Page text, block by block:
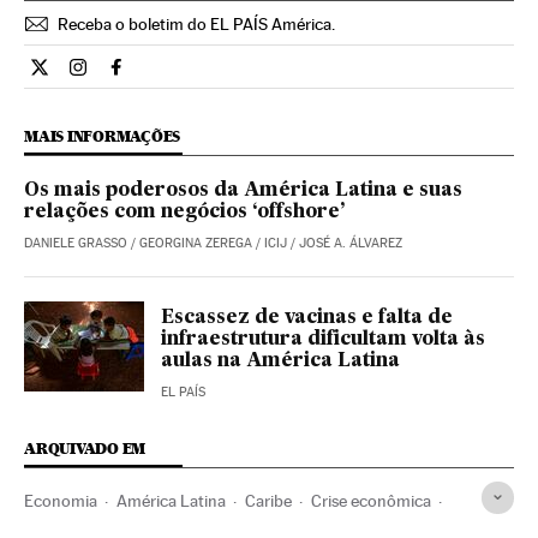
Receba o boletim do EL PAÍS América.
Economia El País Brasil en Twitter
Economia El País Brasil en Instagram
Economia El País Brasil en Facebook
MAIS INFORMAÇÕES
Os mais poderosos da América Latina e suas
relações com negócios ‘offshore’
DANIELE GRASSO / GEORGINA ZEREGA / ICIJ / JOSÉ A. ÁLVAREZ
Escassez de vacinas e falta de
infraestrutura dificultam volta às
aulas na América Latina
EL PAÍS
ARQUIVADO EM
Economia América Latina Caribe Crise econômica